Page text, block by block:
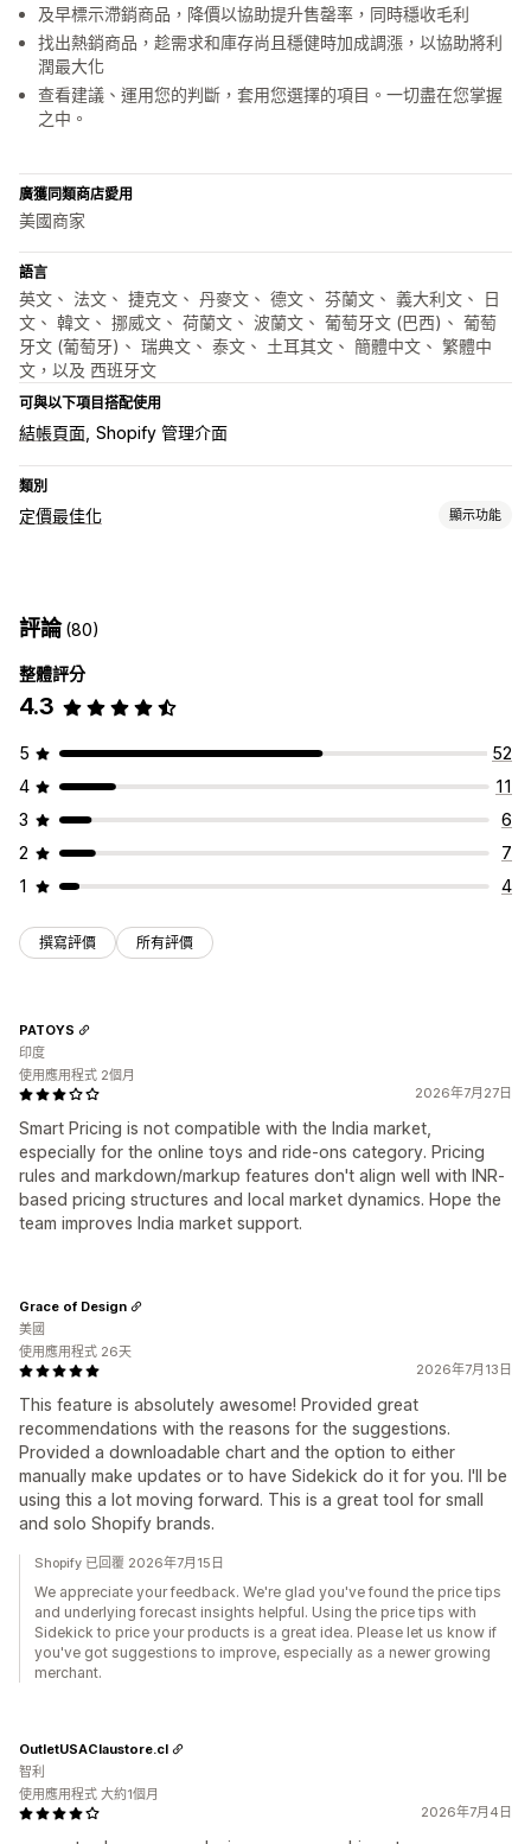
及早標示滯銷商品，降價以協助提升售罄率，同時穩收毛利
找出熱銷商品，趁需求和庫存尚且穩健時加成調漲，以協助將利
潤最大化
查看建議、運用您的判斷，套用您選擇的項目。一切盡在您掌握
之中。
廣獲同類商店愛用
美國商家
語言
英文、 法文、 捷克文、 丹麥文、 德文、 芬蘭文、 義大利文、 日
文、 韓文、 挪威文、 荷蘭文、 波蘭文、 葡萄牙文 (巴西)、 葡萄
牙文 (葡萄牙)、 瑞典文、 泰文、 土耳其文、 簡體中文、 繁體中
文，以及 西班牙文
可與以下項目搭配使用
結帳頁面 Shopify 管理介面
類別
定價最佳化 顯示功能
A/B 測試
評論(80)
整體評分
4.3
5
52
4
11
3
6
2
7
1
4
撰寫評價 所有評價
2026年7月27日
Smart Pricing is not compatible with the India market,
especially for the online toys and ride-ons category. Pricing
rules and markdown/markup features don't align well with INR-
based pricing structures and local market dynamics. Hope the
team improves India market support.
PATOYS
印度
使用應用程式 2個月
2026年7月13日
This feature is absolutely awesome! Provided great
recommendations with the reasons for the suggestions.
Provided a downloadable chart and the option to either
manually make updates or to have Sidekick do it for you. I'll be
using this a lot moving forward. This is a great tool for small
and solo Shopify brands.
Grace of Design
美國
使用應用程式 26天
Shopify 已回覆 2026年7月15日
We appreciate your feedback. We're glad you've found the price tips
and underlying forecast insights helpful. Using the price tips with
Sidekick to price your products is a great idea. Please let us know if
you've got suggestions to improve, especially as a newer growing
merchant.
2026年7月4日
OutletUSAClaustore.cl
智利
使用應用程式 大約1個月